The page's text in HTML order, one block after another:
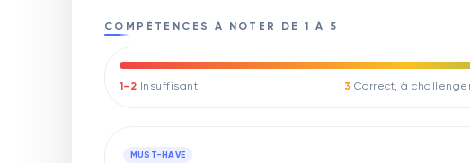
COMPÉTENCES À NOTER DE 1 À 5
1-2 Insuffisant 3 Correct, à
MUST-HAVE